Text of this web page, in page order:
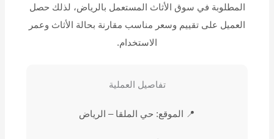
المطلوبة في سوق الأثاث المستعمل بالرياض، لذلك حصل
العميل على تقييم وسعر مناسب مقارنة بحالة الأثاث وعمر
الاستخدام.
تفاصيل العملية
📍 الموقع: حي الملقا – الرياض